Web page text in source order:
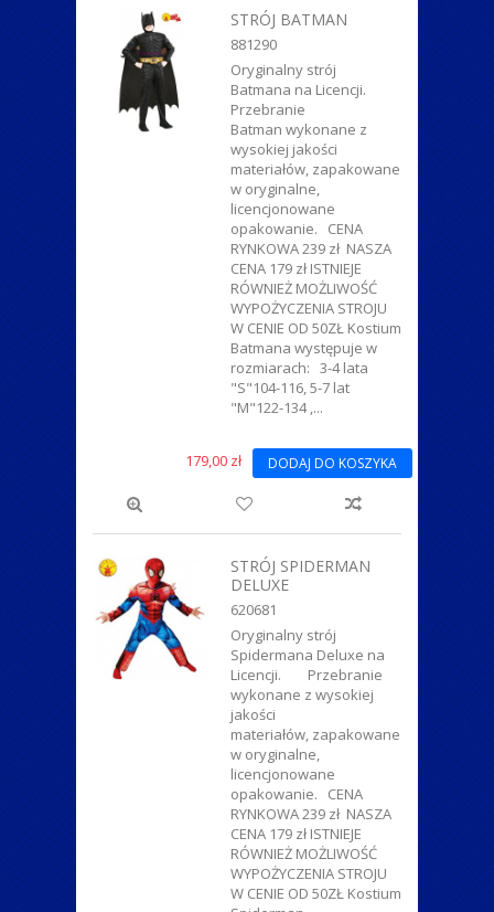
STRÓJ BATMAN
881290
Oryginalny strój
Batmana na Licencji.
Przebranie
Batman wykonane z
wysokiej jakości
materiałów, zapakowane
w oryginalne,
licencjonowane
opakowanie. CENA
RYNKOWA 239 zł NASZA
CENA 179 zł ISTNIEJE
RÓWNIEŻ MOŻLIWOŚĆ
WYPOŻYCZENIA STROJU
W CENIE OD 50ZŁ Kostium
Batmana występuje w
rozmiarach: 3-4 lata
"S"104-116, 5-7 lat
"M"122-134 ,...
179,00 zł DODAJ DO KOSZYKA
STRÓJ SPIDERMAN
DELUXE
620681
Oryginalny strój
Spidermana Deluxe na
Licencji. Przebranie
wykonane z wysokiej
jakości
materiałów, zapakowane
w oryginalne,
licencjonowane
opakowanie. CENA
RYNKOWA 239 zł NASZA
CENA 179 zł ISTNIEJE
RÓWNIEŻ MOŻLIWOŚĆ
WYPOŻYCZENIA STROJU
W CENIE OD 50ZŁ Kostium